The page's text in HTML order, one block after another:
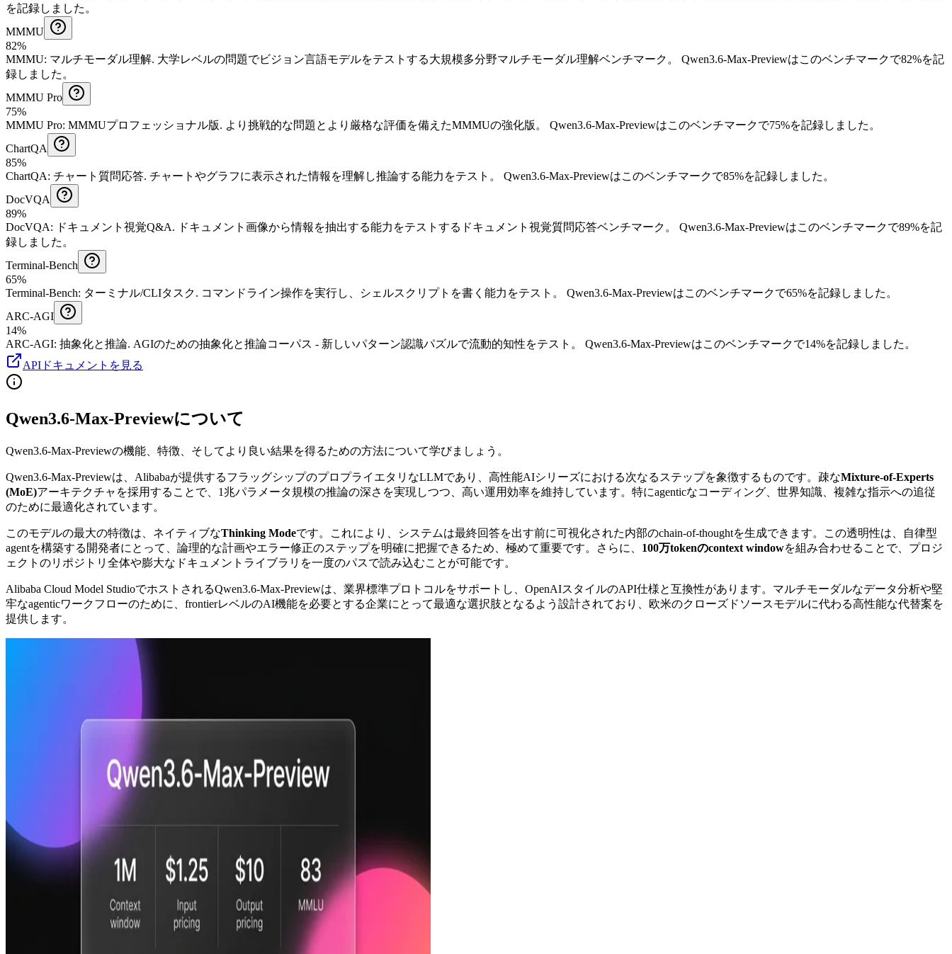
を記録しました。
MMMU
82%
MMMU: マルチモーダル理解. 大学レベルの問題でビジョン言語モデルをテストする大規模多分野マルチモーダル理解ベンチマーク。
Qwen3.6-Max-Previewはこのベンチマークで82%を記
録しました。
MMMU Pro
75%
MMMU Pro: MMMUプロフェッショナル版. より挑戦的な問題とより厳格な評価を備えたMMMUの強化版。
Qwen3.6-Max-Previewはこのベンチマークで75%を記録しました。
ChartQA
85%
ChartQA: チャート質問応答. チャートやグラフに表示された情報を理解し推論する能力をテスト。
Qwen3.6-Max-Previewはこのベンチマークで85%を記録しました。
DocVQA
89%
DocVQA: ドキュメント視覚Q&A. ドキュメント画像から情報を抽出する能力をテストするドキュメント視覚質問応答ベンチマーク。
Qwen3.6-Max-Previewはこのベンチマークで89%を記
録しました。
Terminal-Bench
65%
Terminal-Bench: ターミナル/CLIタスク. コマンドライン操作を実行し、シェルスクリプトを書く能力をテスト。
Qwen3.6-Max-Previewはこのベンチマークで65%を記録しました。
ARC-AGI
14%
ARC-AGI: 抽象化と推論. AGIのための抽象化と推論コーパス - 新しいパターン認識パズルで流動的知性をテスト。
Qwen3.6-Max-Previewはこのベンチマークで14%を記録しました。
APIドキュメントを見る
Qwen3.6-Max-Previewについて
Qwen3.6-Max-Previewの機能、特徴、そしてより良い結果を得るための方法について学びましょう。
Qwen3.6-Max-Previewは、Alibabaが提供するフラッグシップのプロプライエタリなLLMであり、高性能AIシリーズにおける次なるステップを象徴するものです。疎なMixture-of-Experts
(MoE)アーキテクチャを採用することで、1兆パラメータ規模の推論の深さを実現しつつ、高い運用効率を維持しています。特にagenticなコーディング、世界知識、複雑な指示への追従
のために最適化されています。
このモデルの最大の特徴は、ネイティブなThinking Modeです。これにより、システムは最終回答を出す前に可視化された内部のchain-of-thoughtを生成できます。この透明性は、自律型
agentを構築する開発者にとって、論理的な計画やエラー修正のステップを明確に把握できるため、極めて重要です。さらに、 100万tokenのcontext windowを組み合わせることで、プロジ
ェクトのリポジトリ全体や膨大なドキュメントライブラリを一度のパスで読み込むことが可能です。
Alibaba Cloud Model StudioでホストされるQwen3.6-Max-Previewは、業界標準プロトコルをサポートし、OpenAIスタイルのAPI仕様と互換性があります。マルチモーダルなデータ分析や堅
牢なagenticワークフローのために、frontierレベルのAI機能を必要とする企業にとって最適な選択肢となるよう設計されており、欧米のクローズドソースモデルに代わる高性能な代替案を
提供します。